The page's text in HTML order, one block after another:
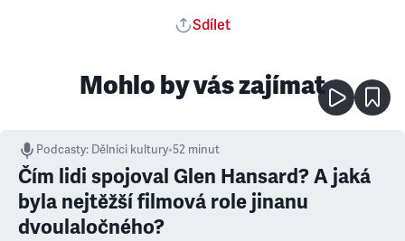
Sdílet
Mohlo by vás zajímat
Podcasty: Dělníci kultury•52 minut
Čím lidi spojoval Glen Hansard? A jaká
byla nejtěžší filmová role jinanu
dvoulaločného?